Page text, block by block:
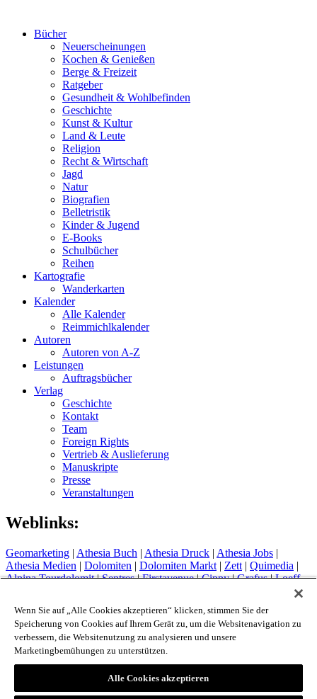
Bücher
Neuerscheinungen
Kochen & Genießen
Berge & Freizeit
Ratgeber
Gesundheit & Wohlbefinden
Geschichte
Kunst & Kultur
Land & Leute
Religion
Recht & Wirtschaft
Jagd
Natur
Biografien
Belletristik
Kinder & Jugend
E-Books
Schulbücher
Reihen
Kartografie
Wanderkarten
Kalender
Alle Kalender
Reimmichlkalender
Autoren
Autoren von A-Z
Leistungen
Auftragsbücher
Verlag
Geschichte
Kontakt
Team
Foreign Rights
Vertrieb & Auslieferung
Manuskripte
Presse
Veranstaltungen
Weblinks:
Geomarketing | Athesia Buch | Athesia Druck | Athesia Jobs |
Athesia Medien | Dolomiten | Dolomiten Markt | Zett | Quimedia |
Alpina Tourdolomit|Sentres|Firstavenue|Cippy|Grafus|Loeff
Schnals|Sport Media Südtirol
Impressum
Privacy Policy
Cookie Policy
Wenn Sie auf „Alle Cookies akzeptieren“ klicken, stimmen Sie der
Speicherung von Cookies auf Ihrem Gerät zu, um die Websitenavigation zu
verbessern, die Websitenutzung zu analysieren und unsere
Marketingbemühungen zu unterstützen.
Alle Cookies akzeptieren